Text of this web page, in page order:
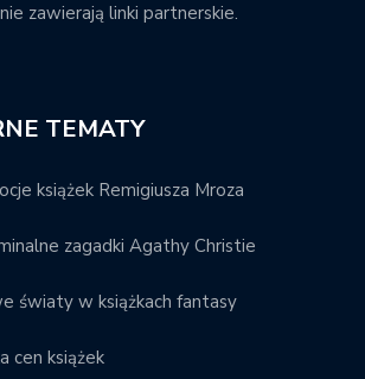
zawierają linki partnerskie.
TEMATY
książek Remigiusza Mroza
zagadki Agathy Christie
światy w książkach fantasy
cen książek